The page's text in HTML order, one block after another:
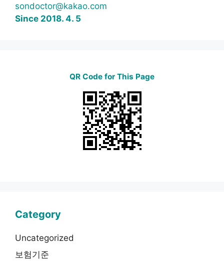
sondoctor@kakao.com
Since 2018. 4. 5
QR Code for This Page
Category
Uncategorized
보험기준